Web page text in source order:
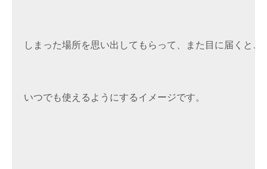
しまった場所を思い出してもらって、また目に届くとこ
いつでも使えるようにするイメージです。